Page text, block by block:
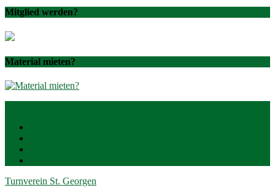
Mitglied werden?
Material mieten?
Turnverein St. Georgen